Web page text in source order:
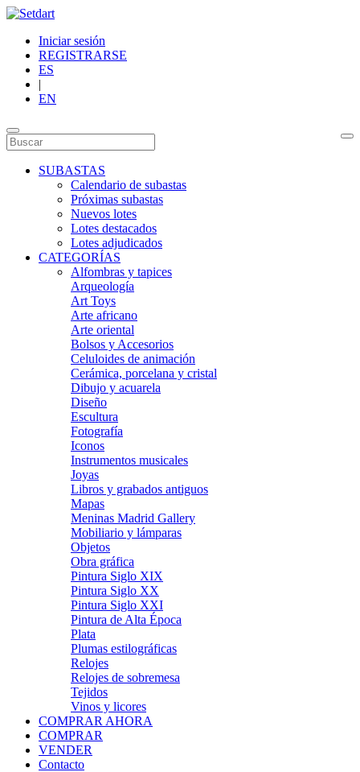
Iniciar sesión
REGISTRARSE
ES
|
EN
SUBASTAS
Calendario de subastas
Próximas subastas
Nuevos lotes
Lotes destacados
Lotes adjudicados
CATEGORÍAS
Alfombras y tapices
Arqueología
Art Toys
Arte africano
Arte oriental
Bolsos y Accesorios
Celuloides de animación
Cerámica, porcelana y cristal
Dibujo y acuarela
Diseño
Escultura
Fotografía
Iconos
Instrumentos musicales
Joyas
Libros y grabados antiguos
Mapas
Meninas Madrid Gallery
Mobiliario y lámparas
Objetos
Obra gráfica
Pintura Siglo XIX
Pintura Siglo XX
Pintura Siglo XXI
Pintura de Alta Época
Plata
Plumas estilográficas
Relojes
Relojes de sobremesa
Tejidos
Vinos y licores
COMPRAR AHORA
COMPRAR
VENDER
Contacto